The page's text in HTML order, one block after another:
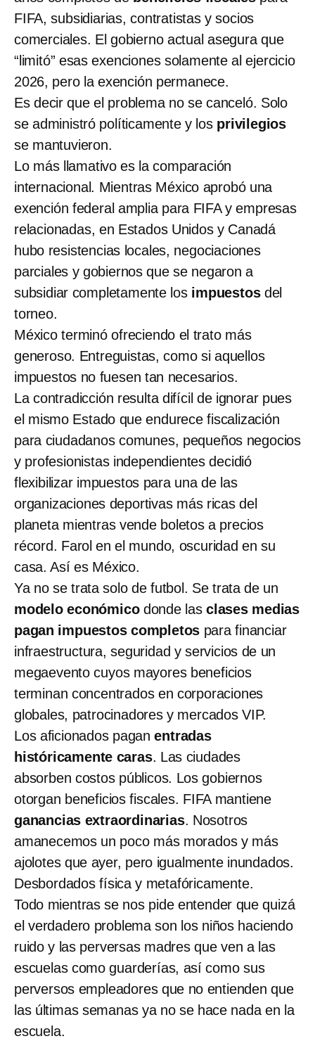
FIFA, subsidiarias, contratistas y socios
comerciales. El gobierno actual asegura que
“limitó” esas exenciones solamente al ejercicio
2026, pero la exención permanece.
Es decir que el problema no se canceló. Solo
se administró políticamente y los privilegios
se mantuvieron.
Lo más llamativo es la comparación
internacional. Mientras México aprobó una
exención federal amplia para FIFA y empresas
relacionadas, en Estados Unidos y Canadá
hubo resistencias locales, negociaciones
parciales y gobiernos que se negaron a
subsidiar completamente los impuestos del
torneo.
México terminó ofreciendo el trato más
generoso. Entreguistas, como si aquellos
impuestos no fuesen tan necesarios.
La contradicción resulta difícil de ignorar pues
el mismo Estado que endurece fiscalización
para ciudadanos comunes, pequeños negocios
y profesionistas independientes decidió
flexibilizar impuestos para una de las
organizaciones deportivas más ricas del
planeta mientras vende boletos a precios
récord. Farol en el mundo, oscuridad en su
casa. Así es México.
Ya no se trata solo de futbol. Se trata de un
modelo económicodonde lasclases medias
pagan impuestos completos para financiar
infraestructura, seguridad y servicios de un
megaevento cuyos mayores beneficios
terminan concentrados en corporaciones
globales, patrocinadores y mercados VIP.
Los aficionados paganentradas
históricamente caras. Las ciudades
absorben costos públicos. Los gobiernos
otorgan beneficios fiscales. FIFA mantiene
ganancias extraordinarias. Nosotros
amanecemos un poco más morados y más
ajolotes que ayer, pero igualmente inundados.
Desbordados física y metafóricamente.
Todo mientras se nos pide entender que quizá
el verdadero problema son los niños haciendo
ruido y las perversas madres que ven a las
escuelas como guarderías, así como sus
perversos empleadores que no entienden que
las últimas semanas ya no se hace nada en la
escuela.